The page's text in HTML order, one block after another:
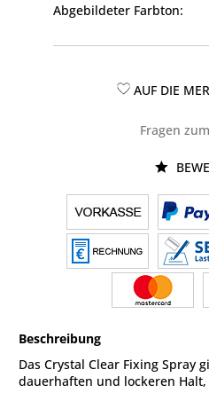
Abgebildeter Farbton:
AUF DIE
Fragen
Beschreibung
Das Crystal Clear Fixing Spray
dauerhaften und lockeren Halt,